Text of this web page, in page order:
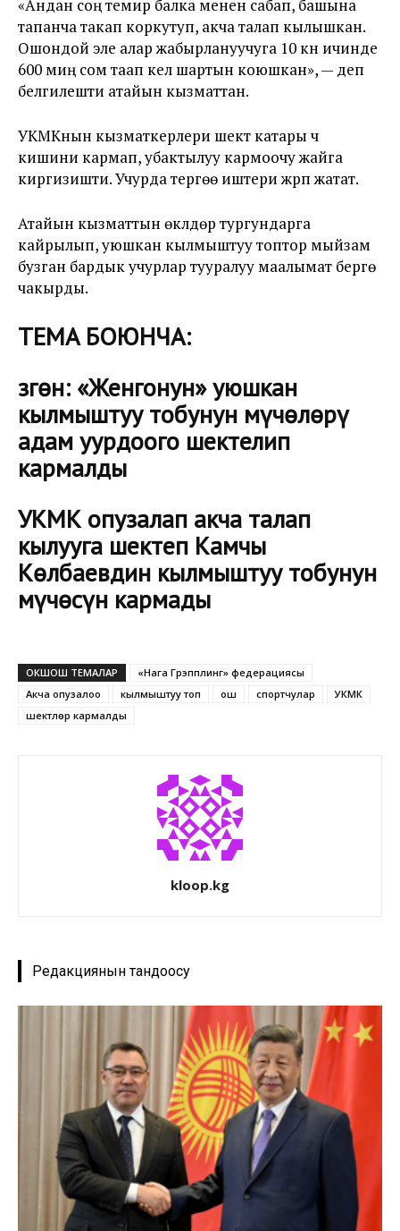
«Андан соң темир балка менен сабап, башына
тапанча такап коркутуп, акча талап кылышкан.
Ошондой эле алар жабырлануучуга 10 күн ичинде
600 миң сом таап келүү шартын коюшкан», — деп
белгилешти атайын кызматтан.
УКМКнын кызматкерлери шектүү катары үч
кишини кармап, убактылуу кармоочу жайга
киргизишти. Учурда тергөө иштери жүрүп жатат.
Атайын кызматтын өкүлдөрү тургундарга
кайрылып, уюшкан кылмыштуу топтор мыйзам
бузган бардык учурлар тууралуу маалымат берүүгө
чакырды.
ТЕМА БОЮНЧА:
Өзгөн: «Женгонун» уюшкан
кылмыштуу тобунун мүчөлөрү
адам уурдоого шектелип
кармалды
УКМК опузалап акча талап
кылууга шектеп Камчы
Көлбаевдин кылмыштуу тобунун
мүчөсүн кармады
ОКШОШ ТЕМАЛАР
«Нага Грэпплинг» федерациясы
Акча опузалоо
кылмыштуу топ ош спортчулар
УКМК
шектүүлөр кармалды
kloop.kg
Редакциянын тандоосу